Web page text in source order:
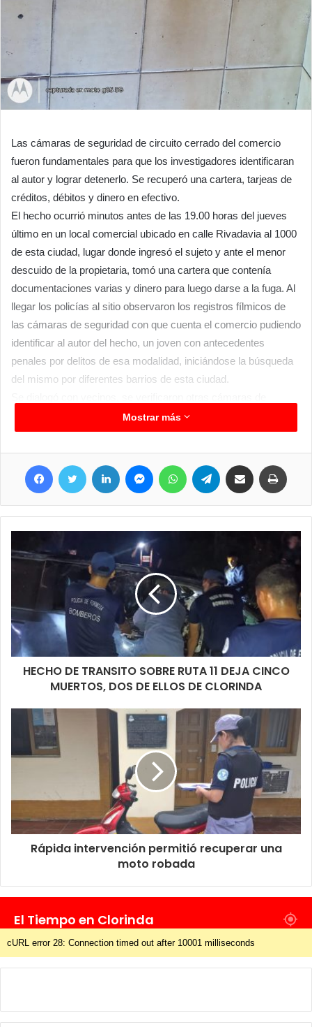
Las cámaras de seguridad de circuito cerrado del comercio
fueron fundamentales para que los investigadores identificaran
al autor y lograr detenerlo. Se recuperó una cartera, tarjeas de
créditos, débitos y dinero en efectivo.
El hecho ocurrió minutos antes de las 19.00 horas del jueves
último en un local comercial ubicado en calle Rivadavia al 1000
de esta ciudad, lugar donde ingresó el sujeto y ante el menor
descuido de la propietaria, tomó una cartera que contenía
documentaciones varias y dinero para luego darse a la fuga. Al
llegar los policías al sitio observaron los registros fílmicos de
las cámaras de seguridad con que cuenta el comercio pudiendo
identificar al autor del hecho, un joven con antecedentes
penales por delitos de esa modalidad, iniciándose la búsqueda
del mismo por diferentes barrios de esta ciudad.
seguridad de comercios cercanos y luego de un amplio trabajo
de campo realizado por personal del Comando Radioeléctrico,
alrededor de las 11:30 horas de este sábado, procedieron a la
detención del sujeto, un joven de 21 años, por calle Jujuy, entre
la barrera de contención hídrica y calle 12 de octubre del barrio
Libertad de esta ciudad, logrando además recuperar los objetos
El hombre fue notificado de su situación legal y alojado en sede
policial a disposición del Juzgado de Instrucción y Correccional
N° 1 a cargo del Dr. Julio Mauriño.
Mostrar más
Facebook Twitter LinkedIn MessengerWhatsApp Telegram Compartir por correo electrónico
HECHO DE TRANSITO SOBRE RUTA 11 DEJA CINCO
MUERTOS, DOS DE ELLOS DE CLORINDA
Rápida intervención permitió recuperar una
moto robada
El Tiempo en Clorinda
cURL error 28: Connection timed out after 10001 milliseconds